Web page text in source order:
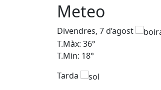
Meteo
Divendres, 7 d’agost
T.Màx: 36°
T.Min: 18°
Tarda